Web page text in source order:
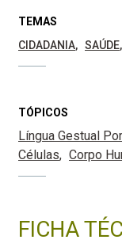
TEMAS
CIDADANIA
SAÚDE
TÓPICOS
Língua Gestual
Células
Corpo
FICHA